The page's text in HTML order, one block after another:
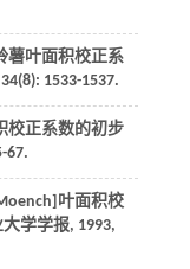
薯叶面积校正系
34(8): 1533-1537.
校正系数的初步
67.
叶面积校
学学报, 1993,